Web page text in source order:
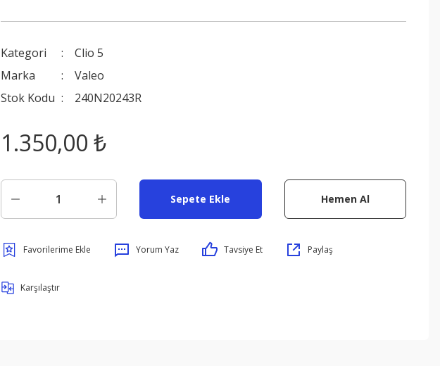
Kategori
Clio 5
Marka
Valeo
Stok Kodu
240N20243R
1.350,00 ₺
Sepete Ekle Hemen Al
Yorum Yaz Tavsiye Et Paylaş
Karşılaştır